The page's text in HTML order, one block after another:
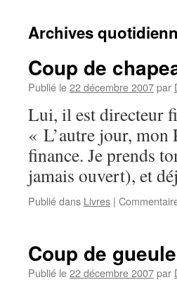
Archives
Coup de
Publié le22 décembre 2007par
Lui, il est directeur
« L’autre jour, mon
finance. Je prends
jamais ouvert), et
Publié dans Livres |
Coup de
Publié le22 décembre 2007par